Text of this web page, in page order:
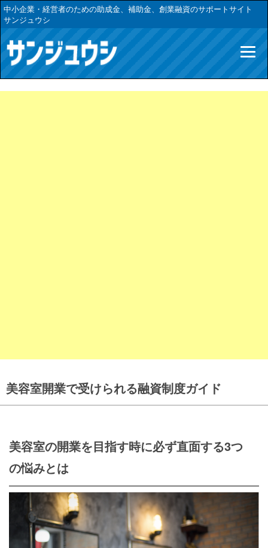
中小企業・経営者のための助成金、補助金、創業融資のサポートサイト
サンジュウシ
美容室開業で受けられる融資制度ガイド
美容室の開業を目指す時に必ず直面する3つ
の悩みとは